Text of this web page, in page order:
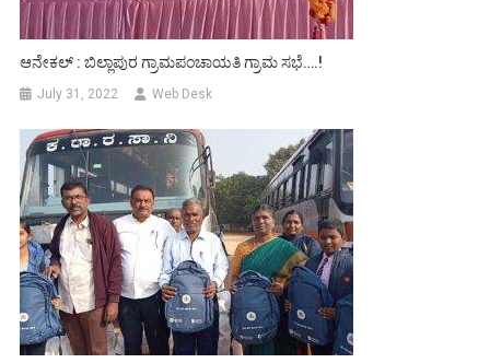
ಆನೇಕಲ್ : ಬಿಲ್ಲಾಪುರ ಗ್ರಾಮಪಂಚಾಯತಿ ಗ್ರಾಮ ಸಭೆ….!
July 31, 2022 Web Desk